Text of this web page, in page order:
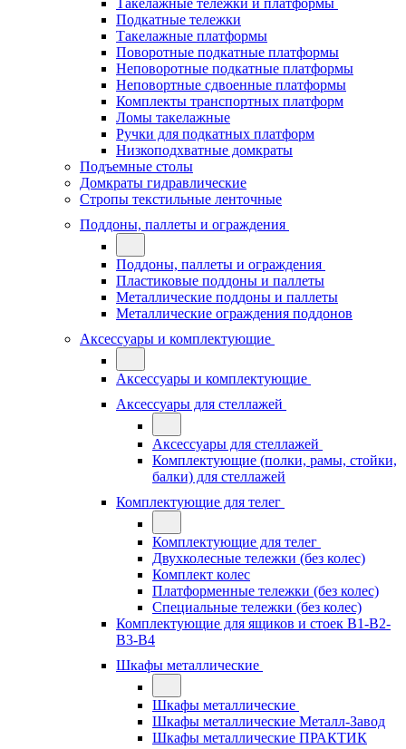
Такелажные тележки и платформы
Подкатные тележки
Такелажные платформы
Поворотные подкатные платформы
Неповоротные подкатные платформы
Неповортные сдвоенные платформы
Комплекты транспортных платформ
Ломы такелажные
Ручки для подкатных платформ
Низкоподхватные домкраты
Подъемные столы
Домкраты гидравлические
Стропы текстильные ленточные
Поддоны, паллеты и ограждения
Поддоны, паллеты и ограждения
Пластиковые поддоны и паллеты
Металлические поддоны и паллеты
Металлические ограждения поддонов
Аксессуары и комплектующие
Аксессуары и комплектующие
Аксессуары для стеллажей
Аксессуары для стеллажей
Комплектующие (полки, рамы, стойки,
балки) для стеллажей
Комплектующие для телег
Комплектующие для телег
Двухколесные тележки (без колес)
Комплект колес
Платформенные тележки (без колес)
Специальные тележки (без колес)
Комплектующие для ящиков и стоек В1-В2-
В3-В4
Шкафы металлические
Шкафы металлические
Шкафы металлические Металл-Завод
Шкафы металлические ПРАКТИК